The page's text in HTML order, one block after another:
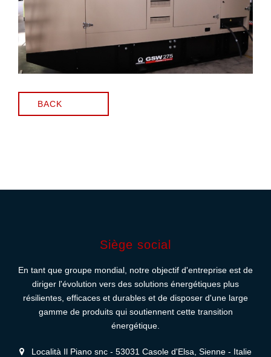
BACK
Siège social
En tant que groupe mondial, notre objectif d'entreprise est de
diriger l'évolution vers des solutions énergétiques plus
résilientes, efficaces et durables et de disposer d'une large
gamme de produits qui soutiennent cette transition
énergétique.
Località Il Piano snc - 53031 Casole d'Elsa, Sienne - Italie